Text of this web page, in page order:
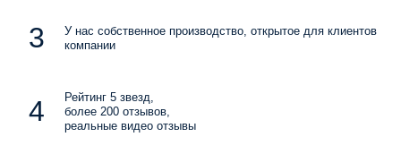
У нас собственное производство, открытое для клиентов
компании
Рейтинг 5 звезд,
более 200 отзывов,
реальные видео отзывы